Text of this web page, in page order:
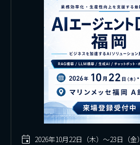
2026年10⽉22日（木）～23日（金）